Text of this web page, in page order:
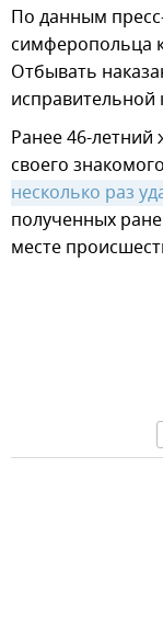
По данным
симферопольца
Отбывать
исправительной
Ранее 46-летний
своего
несколько раз
полученных
месте